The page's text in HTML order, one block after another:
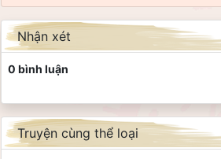
Nhận xét
0 bình luận
Truyện cùng thể loại